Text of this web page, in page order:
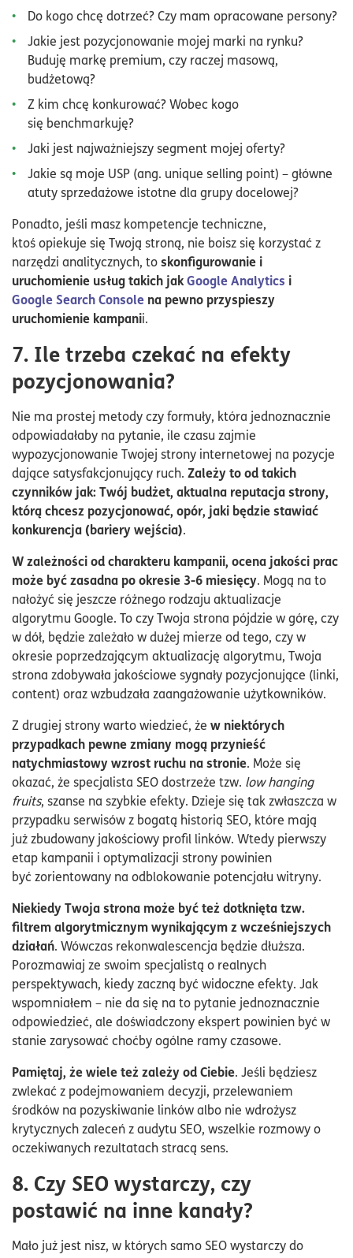
Do kogo chcę dotrzeć? Czy mam opracowane persony?
Jakie jest pozycjonowanie mojej marki na rynku?
Buduję markę premium, czy raczej masową,
budżetową?
Z kim chcę konkurować? Wobec kogo
się benchmarkuję?
Jaki jest najważniejszy segment mojej oferty?
Jakie są moje USP (ang. unique selling point) – główne
atuty sprzedażowe istotne dla grupy docelowej?
Ponadto, jeśli masz kompetencje techniczne,
ktoś opiekuje się Twoją stroną, nie boisz się korzystać z
narzędzi analitycznych, toskonfigurowanie i
uruchomienie usług takich jakGoogle Analytics i
Google Search Console na pewno przyspieszy
uruchomienie kampanii.
7. Ile trzeba czekać na efekty
pozycjonowania?
Nie ma prostej metody czy formuły, która jednoznacznie
odpowiadałaby na pytanie, ile czasu zajmie
wypozycjonowanie Twojej strony internetowej na pozycje
dające satysfakcjonujący ruch. Zależy to od takich
czynników jak: Twój budżet, aktualna reputacja strony,
którą chcesz pozycjonować, opór, jaki będzie stawiać
konkurencja (bariery wejścia).
W zależności od charakteru kampanii, ocena jakości prac
może być zasadna po okresie 3-6 miesięcy. Mogą na to
nałożyć się jeszcze różnego rodzaju aktualizacje
algorytmu Google. To czy Twoja strona pójdzie w górę, czy
w dół, będzie zależało w dużej mierze od tego, czy w
okresie poprzedzającym aktualizację algorytmu, Twoja
strona zdobywała jakościowe sygnały pozycjonujące (linki,
content) oraz wzbudzała zaangażowanie użytkowników.
Z drugiej strony warto wiedzieć, że w niektórych
przypadkach pewne zmiany mogą przynieść
natychmiastowy wzrost ruchu na stronie. Może się
okazać, że specjalista SEO dostrzeże tzw. low hanging
fruits, szanse na szybkie efekty. Dzieje się tak zwłaszcza w
przypadku serwisów z bogatą historią SEO, które mają
już zbudowany jakościowy profil linków. Wtedy pierwszy
etap kampanii i optymalizacji strony powinien
być zorientowany na odblokowanie potencjału witryny.
Niekiedy Twoja strona może być też dotknięta tzw.
filtrem algorytmicznym wynikającym z wcześniejszych
działań. Wówczas rekonwalescencja będzie dłuższa.
Porozmawiaj ze swoim specjalistą o realnych
perspektywach, kiedy zaczną być widoczne efekty. Jak
wspomniałem – nie da się na to pytanie jednoznacznie
odpowiedzieć, ale doświadczony ekspert powinien być w
stanie zarysować choćby ogólne ramy czasowe.
Pamiętaj, że wiele też zależy od Ciebie. Jeśli będziesz
zwlekać z podejmowaniem decyzji, przelewaniem
środków na pozyskiwanie linków albo nie wdrożysz
krytycznych zaleceń z audytu SEO, wszelkie rozmowy o
oczekiwanych rezultatach stracą sens.
8. Czy SEO wystarczy, czy
postawić na inne kanały?
Mało już jest nisz, w których samo SEO wystarczy do